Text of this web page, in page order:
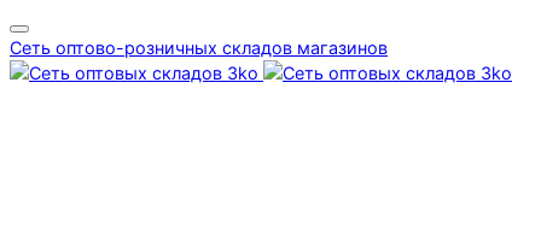
Сеть оптово-розничных складов магазинов